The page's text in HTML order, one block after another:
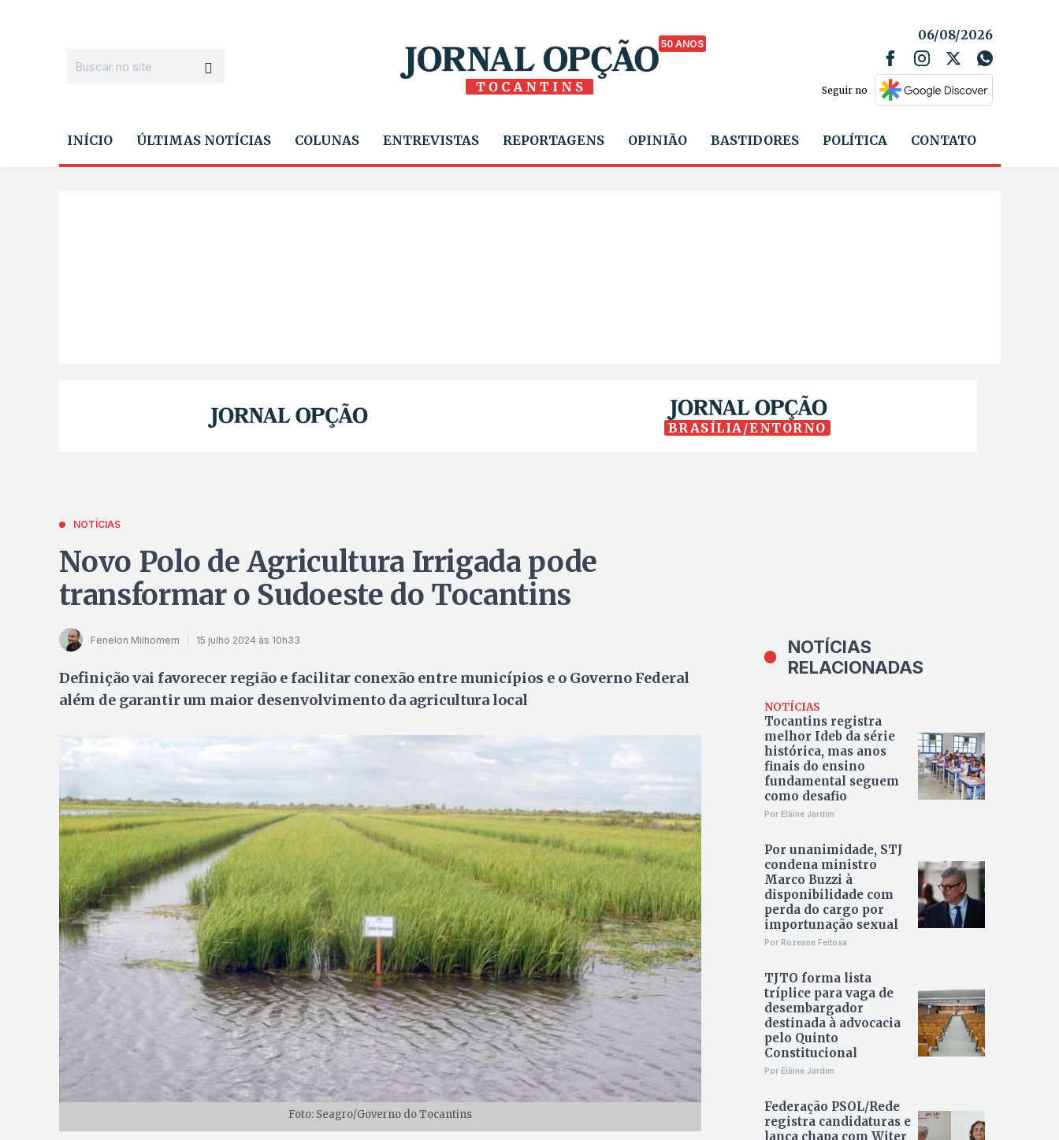
50 ANOS
06/08/2026
Seguir no
INÍCIO ÚLTIMAS NOTÍCIAS COLUNAS ENTREVISTAS REPORTAGENS OPINIÃO BASTIDORES POLÍTICA CONTATO
BRASÍLIA/ENTORNO
NOTÍCIAS
Novo Polo de Agricultura Irrigada pode
transformar o Sudoeste do Tocantins
Fenelon Milhomem 15 julho 2024 às 10h33
Definição vai favorecer região e facilitar conexão entre municípios e o Governo Federal
além de garantir um maior desenvolvimento da agricultura local
Foto: Seagro/Governo do Tocantins
NOTÍCIAS
RELACIONADAS
NOTÍCIAS
Tocantins registra
melhor Ideb da série
histórica, mas anos
finais do ensino
fundamental seguem
como desafio
Por Elâine Jardim
Por unanimidade, STJ
condena ministro
Marco Buzzi à
disponibilidade com
perda do cargo por
importunação sexual
Por Rozeane Feitosa
TJTO forma lista
tríplice para vaga de
desembargador
destinada à advocacia
pelo Quinto
Constitucional
Por Elâine Jardim
Federação PSOL/Rede
registra candidaturas e
lança chapa com Witer